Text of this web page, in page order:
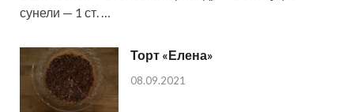
сунели — 1 ст. …
Торт «Елена»
08.09.2021